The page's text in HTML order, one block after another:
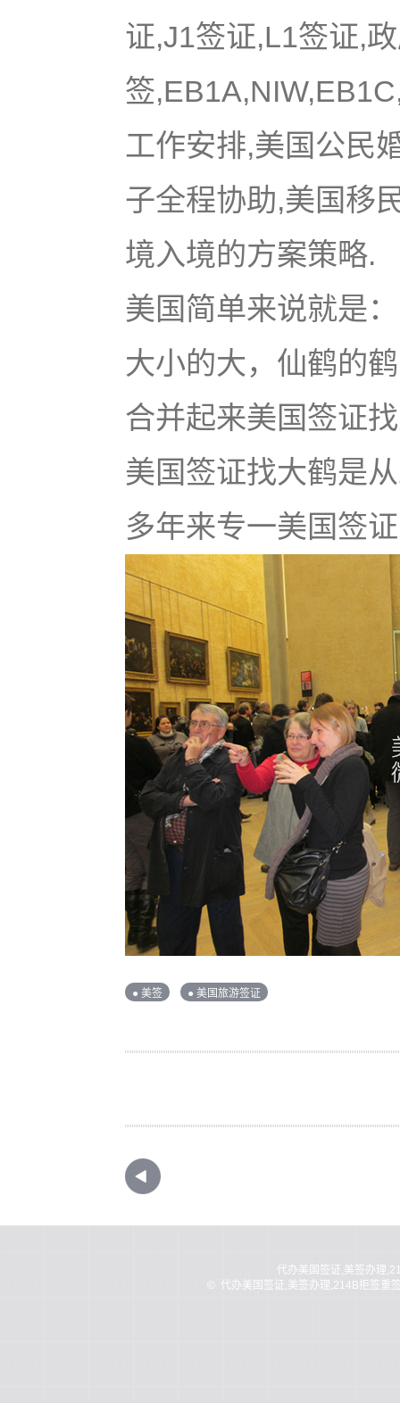
证,J1签证,L1签证,
签
工作安排,美国公民
子全程协助,美国移
境入境的方案策略.
美国简单来说就是
大小的大，仙鹤的
合并起来美国签证
美国签证找大鹤是
多年来专一美国签
● 美签 ● 美国旅游签证
代办美国签证,美签办理
代办美国签证,美签办理,214B拒签重